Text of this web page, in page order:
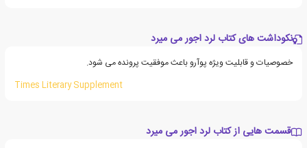
نکوداشت های کتاب لرد اجور می میرد
خصوصیات و قابلیت ویژه پوآرو باعث موفقیت پرونده می شود.
Times Literary Supplement
قسمت هایی از کتاب لرد اجور می میرد